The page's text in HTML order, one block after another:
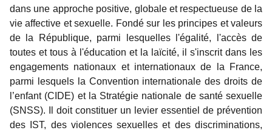
dans une approche positive, globale et respectueuse de la
vie affective et sexuelle. Fondé sur les principes et valeurs
de la République, parmi lesquelles l'égalité, l'accès de
toutes et tous à l'éducation et la laïcité, il s'inscrit dans les
engagements nationaux et internationaux de la France,
parmi lesquels la Convention internationale des droits de
l’enfant (CIDE) et la Stratégie nationale de santé sexuelle
(SNSS). Il doit constituer un levier essentiel de prévention
des IST, des violences sexuelles et des discriminations,